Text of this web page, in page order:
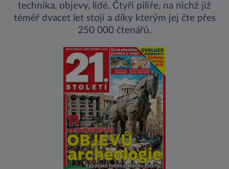
technika, objevy, lidé. Čtyři pilíře, na nichž již
téměř dvacet let stojí a díky kterým jej čte přes
250 000 čtenářů.